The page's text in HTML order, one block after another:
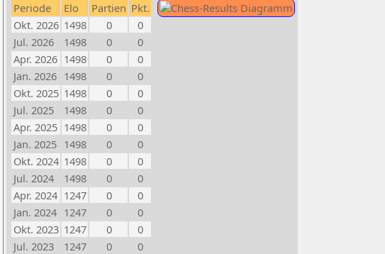
Periode Elo Partien Pkt.
Okt. 2026 1498 0
0
Jul. 2026
1498 0
0
Apr. 2026 1498 0
0
Jan. 2026 1498 0
0
Okt. 2025 1498 0
0
Jul. 2025
1498 0
0
Apr. 2025 1498 0
0
Jan. 2025 1498 0
0
Okt. 2024 1498 0
0
Jul. 2024
1498 0
0
Apr. 2024 1247 0
0
Jan. 2024 1247 0
0
Okt. 2023 1247 0
0
Jul. 2023
1247 0
0